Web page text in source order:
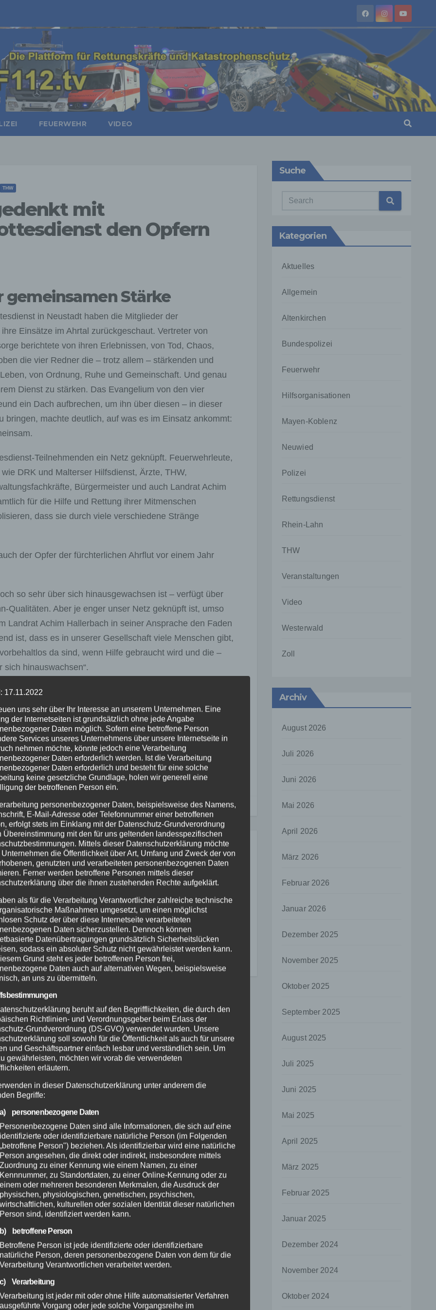
FEUERWEHR VIDEO
THW
mit
den Opfern
gemeinsamen Stärke
in Neustadt haben die Mitglieder der
Einsätze im Ahrtal zurückgeschaut. Vertreter von
berichtete von ihren Erlebnissen, von Tod, Chaos,
die vier Redner die – trotz allem – stärkenden und
von Ordnung, Ruhe und Gemeinschaft. Und genau
Dienst zu stärken. Das Evangelium von den vier
ein Dach aufbrechen, um ihn über diesen – in dieser
bringen, machte deutlich, auf was es im Einsatz ankommt:
Teilnehmenden ein Netz geknüpft. Feuerwehrleute,
DRK und Malterser Hilfsdienst, Ärzte, THW,
Bürgermeister und auch Landrat Achim
für die Hilfe und Rettung ihrer Mitmenschen
dass sie durch viele verschiedene Stränge
der Opfer der fürchterlichen Ahrflut vor einem Jahr
so sehr über sich hinausgewachsen ist – verfügt über
Qualitäten. Aber je enger unser Netz geknüpft ist, umso
Landrat Achim Hallerbach in seiner Ansprache den Faden
ist, dass es in unserer Gesellschaft viele Menschen gibt,
da sind, wenn Hilfe gebraucht wird und die –
hinauswachsen“.
an der Orgel, Hanna Bettig (Gesang) und Carmen
ihn die evangelischen Pfarrer Heiko Ehrhardt und
Regina Schmitz.
Neue Rettungswache Linz ist auf dem Weg
bei
auf
2026
POLIZEI RETTUNGSDIENST
Große Suchaktion
in Flammersfeld:
Vermisste Person
wohlbehalten
gefunden
7. AUG. 2026
Suche
Kategorien
Aktuelles
Allgemein
Altenkirchen
Bundespolizei
Feuerwehr
Hilfsorganisationen
Mayen-Koblenz
Neuwied
Polizei
Rettungsdienst
Rhein-Lahn
THW
Veranstaltungen
Video
Westerwald
Zoll
Archiv
August 2026
Juli 2026
Juni 2026
Mai 2026
April 2026
März 2026
Februar 2026
Januar 2026
Dezember 2025
November 2025
Oktober 2025
September 2025
August 2025
Juli 2025
Juni 2025
Mai 2025
April 2025
März 2025
Februar 2025
Januar 2025
Dezember 2024
November 2024
Oktober 2024
17.11.2022
uns sehr über Ihr Interesse an unserem Unternehmen. Eine
der Internetseiten ist grundsätzlich ohne jede Angabe
Daten möglich. Sofern eine betroffene Person
Services unseres Unternehmens über unsere Internetseite in
nehmen möchte, könnte jedoch eine Verarbeitung
Daten erforderlich werden. Ist die Verarbeitung
Daten erforderlich und besteht für eine solche
keine gesetzliche Grundlage, holen wir generell eine
der betroffenen Person ein.
personenbezogener Daten, beispielsweise des Namens,
E-Mail-Adresse oder Telefonnummer einer betroffenen
erfolgt stets im Einklang mit der Datenschutz-Grundverordnung
Übereinstimmung mit den für uns geltenden landesspezifischen
Mittels dieser Datenschutzerklärung möchte
Unternehmen die Öffentlichkeit über Art, Umfang und Zweck der von
genutzten und verarbeiteten personenbezogenen Daten
Ferner werden betroffene Personen mittels dieser
über die ihnen zustehenden Rechte aufgeklärt.
als für die Verarbeitung Verantwortlicher zahlreiche technische
Maßnahmen umgesetzt, um einen möglichst
Schutz der über diese Internetseite verarbeiteten
Daten sicherzustellen. Dennoch können
Datenübertragungen grundsätzlich Sicherheitslücken
sodass ein absoluter Schutz nicht gewährleistet werden kann.
Grund steht es jeder betroffenen Person frei,
Daten auch auf alternativen Wegen, beispielsweise
an uns zu übermitteln.
beruht auf den Begrifflichkeiten, die durch den
Richtlinien- und Verordnungsgeber beim Erlass der
Grundverordnung (DS-GVO) verwendet wurden. Unsere
soll sowohl für die Öffentlichkeit als auch für unsere
und Geschäftspartner einfach lesbar und verständlich sein. Um
gewährleisten, möchten wir vorab die verwendeten
erläutern.
in dieser Datenschutzerklärung unter anderem die
Begriffe:
a) personenbezogene Daten
Personenbezogene Daten sind alle Informationen, die sich auf eine
identifizierte oder identifizierbare natürliche Person (im Folgenden
„betroffene Person") beziehen. Als identifizierbar wird eine natürliche
Person angesehen, die direkt oder indirekt, insbesondere mittels
Zuordnung zu einer Kennung wie einem Namen, zu einer
Kennnummer, zu Standortdaten, zu einer Online-Kennung oder zu
einem oder mehreren besonderen Merkmalen, die Ausdruck der
physischen, physiologischen, genetischen, psychischen,
wirtschaftlichen, kulturellen oder sozialen Identität dieser natürlichen
Person sind, identifiziert werden kann.
b) betroffene Person
Betroffene Person ist jede identifizierte oder identifizierbare
natürliche Person, deren personenbezogene Daten von dem für die
Verarbeitung Verantwortlichen verarbeitet werden.
c) Verarbeitung
Verarbeitung ist jeder mit oder ohne Hilfe automatisierter Verfahren
ausgeführte Vorgang oder jede solche Vorgangsreihe im